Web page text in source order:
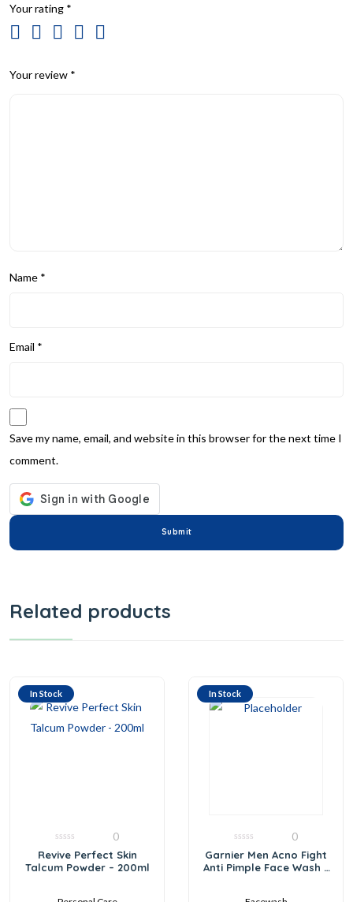
Your rating *
Your review *
Name *
Email *
Save my name, email, and website in this browser for the next time I
comment.
Related products
In Stock
0
out
of
0
Revive Perfect Skin
Talcum Powder – 200ml
In Stock
out
of
0
Garnier Men Acno Fight
Anti Pimple Face Wash –